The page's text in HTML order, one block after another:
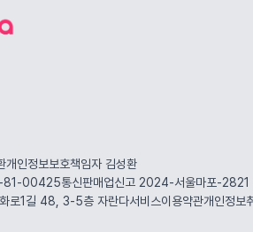
개인정보보호책임자 김성환
81-00425통신판매업신고 2024-서울마포-2821
화로1길 48, 3-5층자란다서비스이용약관개인정보